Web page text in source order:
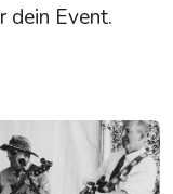
dein Event.